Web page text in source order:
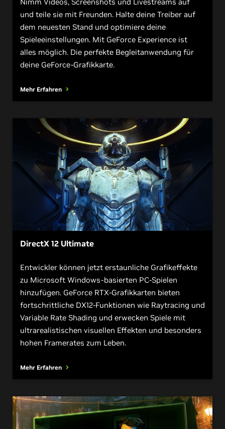
und teile sie mit Freunden. Halte deine Treiber auf
dem neuesten Stand und optimiere deine
Spieleeinstellungen. Mit GeForce Experience ist
alles möglich. Die perfekte Begleitanwendung für
deine GeForce-Grafikkarte.
Mehr Erfahren
DirectX 12 Ultimate
Entwickler können jetzt erstaunliche Grafikeffekte
zu Microsoft Windows-basierten PC-Spielen
hinzufügen. GeForce RTX-Grafikkarten bieten
fortschrittliche DX12-Funktionen wie Raytracing und
Variable Rate Shading und erwecken Spiele mit
ultrarealistischen visuellen Effekten und besonders
hohen Framerates zum Leben.
Mehr Erfahren